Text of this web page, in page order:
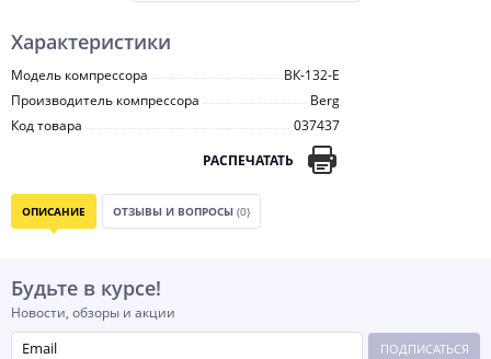
Характеристики
Модель компрессора
ВК-132-E
Производитель компрессора
Berg
Код товара
037437
РАСПЕЧАТАТЬ
ОПИСАНИЕ ОТЗЫВЫ И ВОПРОСЫ (0)
Будьте в курсе!
Новости, обзоры и акции
ПОДПИСАТЬСЯ